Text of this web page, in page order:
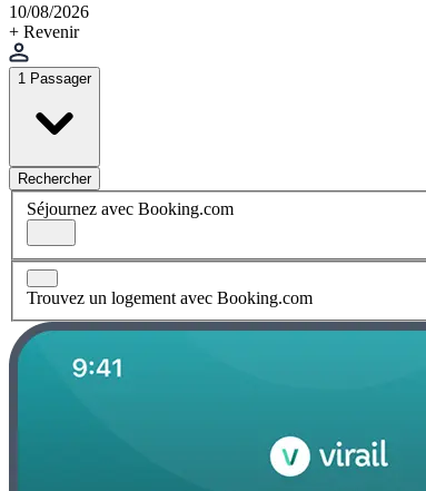
10/08/2026
+ Revenir
1 Passager
Rechercher
Séjournez avec Booking.com
Trouvez un logement avec Booking.com